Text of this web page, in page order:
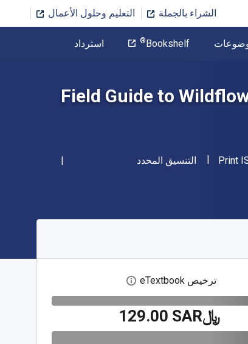
الشراء بالجملة التعليم وحلول الأعمال
Bookshelf
® استرداد
Field Guide to
Print شكل
التنسيق المحدد
ترخيص eTextbook افتح مربع حوار الترخيص
﷼‎129.00 SAR